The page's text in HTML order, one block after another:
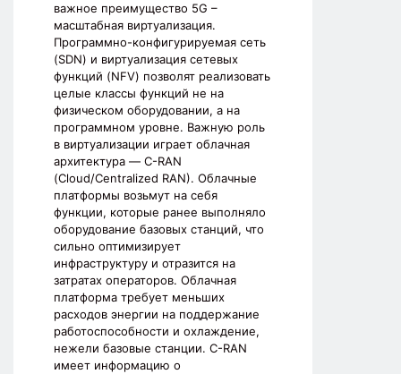
важное преимущество 5G –
масштабная виртуализация.
Программно-конфигурируемая сеть
(SDN) и виртуализация сетевых
функций (NFV) позволят реализовать
целые классы функций не на
физическом оборудовании, а на
программном уровне. Важную роль
в виртуализации играет облачная
архитектура — C-RAN
(Cloud/Centralized RAN). Облачные
платформы возьмут на себя
функции, которые ранее выполняло
оборудование базовых станций, что
сильно оптимизирует
инфраструктуру и отразится на
затратах операторов. Облачная
платформа требует меньших
расходов энергии на поддержание
работоспособности и охлаждение,
нежели базовые станции. C-RAN
имеет информацию о